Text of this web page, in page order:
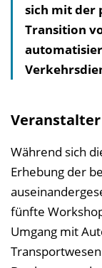
sich mit der
Transition
Veranstalter
Während sich
Erhebung der
fünfte
Umgang mit